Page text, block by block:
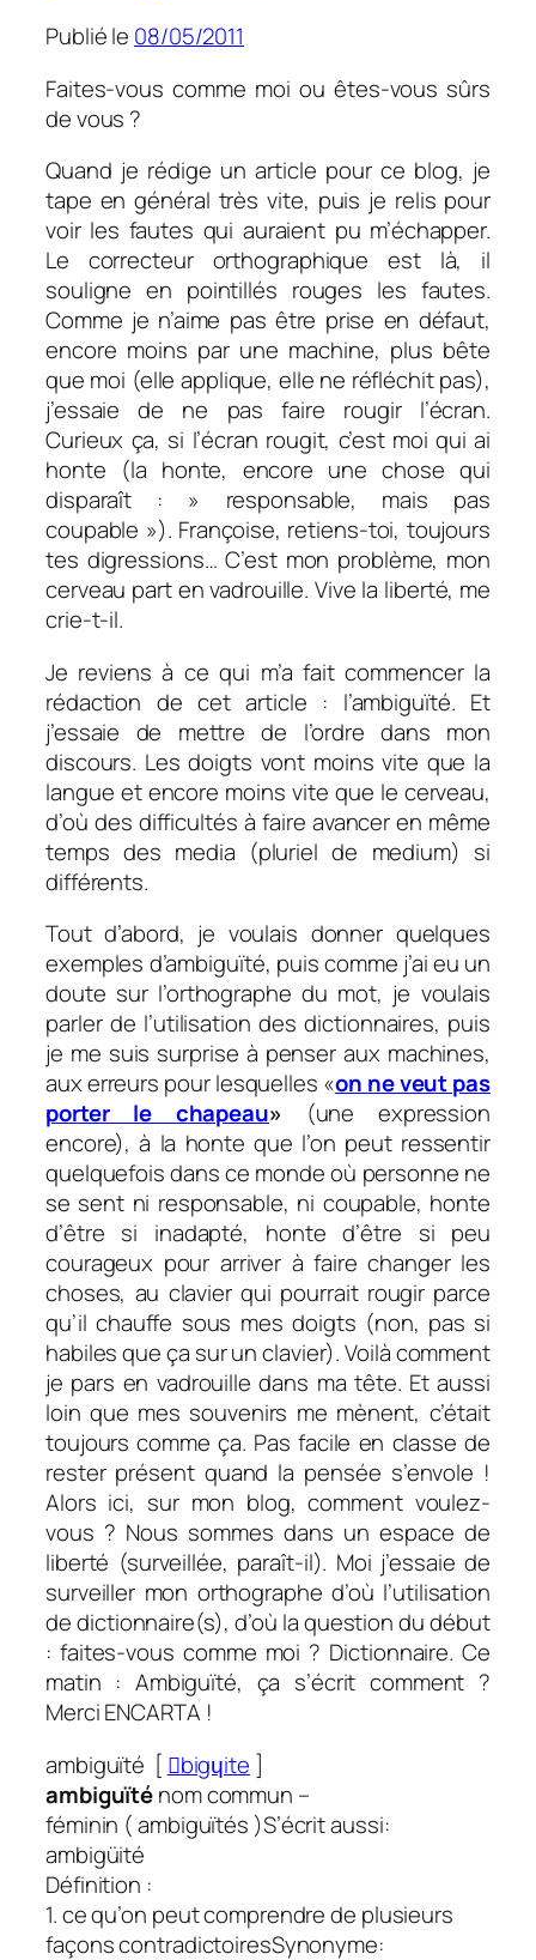
Publié le 08/05/2011
Faites-vous comme moi ou êtes-vous sûrs
de vous ?
Quand je rédige un article pour ce blog, je
tape en général très vite, puis je relis pour
voir les fautes qui auraient pu m’échapper.
Le correcteur orthographique est là, il
souligne en pointillés rouges les fautes.
Comme je n’aime pas être prise en défaut,
encore moins par une machine, plus bête
que moi (elle applique, elle ne réfléchit pas),
j’essaie de ne pas faire rougir l’écran.
Curieux ça, si l’écran rougit, c’est moi qui ai
honte (la honte, encore une chose qui
disparaît : » responsable, mais pas
coupable »). Françoise, retiens-toi, toujours
tes digressions… C’est mon problème, mon
cerveau part en vadrouille. Vive la liberté, me
crie-t-il.
Je reviens à ce qui m’a fait commencer la
rédaction de cet article : l’ambiguïté. Et
j’essaie de mettre de l’ordre dans mon
discours. Les doigts vont moins vite que la
langue et encore moins vite que le cerveau,
d’où des difficultés à faire avancer en même
temps des media (pluriel de medium) si
différents.
Tout d’abord, je voulais donner quelques
exemples d’ambiguïté, puis comme j’ai eu un
doute sur l’orthographe du mot, je voulais
parler de l’utilisation des dictionnaires, puis
je me suis surprise à penser aux machines,
aux erreurs pour lesquelles «on ne veut pas
porter le chapeau» (une expression
encore), à la honte que l’on peut ressentir
quelquefois dans ce monde où personne ne
se sent ni responsable, ni coupable, honte
d’être si inadapté, honte d’être si peu
courageux pour arriver à faire changer les
choses, au clavier qui pourrait rougir parce
qu’il chauffe sous mes doigts (non, pas si
habiles que ça sur un clavier). Voilà comment
je pars en vadrouille dans ma tête. Et aussi
loin que mes souvenirs me mènent, c’était
toujours comme ça. Pas facile en classe de
rester présent quand la pensée s’envole !
Alors ici, sur mon blog, comment voulez-
vous ? Nous sommes dans un espace de
liberté (surveillée, paraît-il). Moi j’essaie de
surveiller mon orthographe d’où l’utilisation
de dictionnaire(s), d’où la question du début
: faites-vous comme moi ? Dictionnaire. Ce
matin : Ambiguïté, ça s’écrit comment ?
Merci ENCARTA !
ambiguïté [ bigɥite ]
ambiguïténom commun –
féminin (ambiguïtés )S’écrit aussi:
ambigüité
Définition :
1. ce qu’on peut comprendre de plusieurs
façons contradictoiresSynonyme: